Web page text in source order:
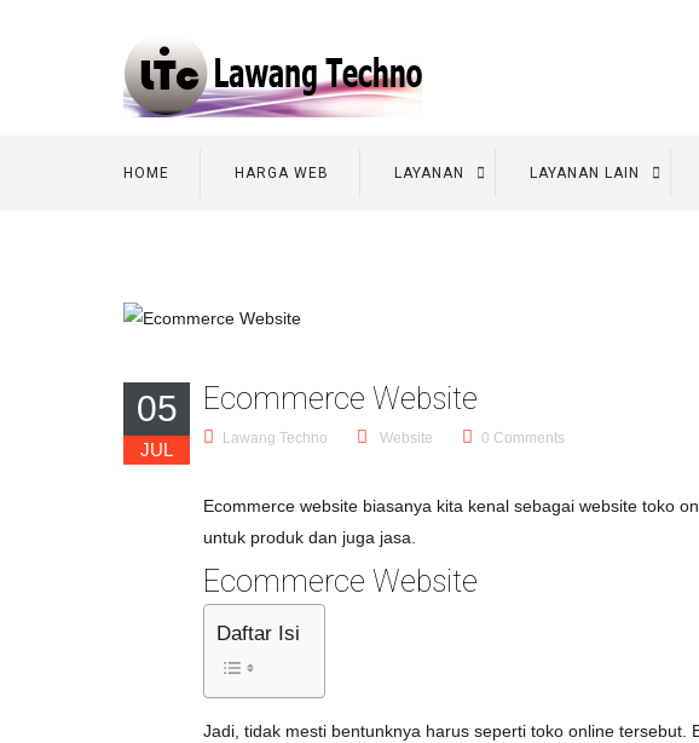
HOME HARGA WEB LAYANAN LAYANAN LAIN
05
JUL
Ecommerce Website
Lawang Techno Website 0 Comments
Ecommerce website biasanya kita kenal sebagai website toko
untuk produk dan juga jasa.
Ecommerce Website
Daftar Isi
Jadi, tidak mesti bentunknya harus seperti toko online